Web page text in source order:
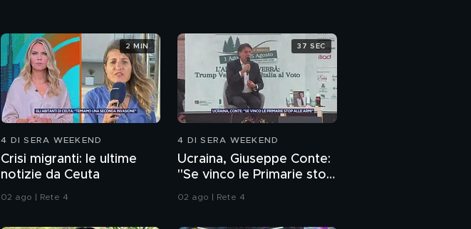
4 DI SERA WEEKEND
Crisi migranti: le ultime
notizie da Ceuta
02 ago | Rete 4
2 MIN
4 DI SERA WEEKEND
Ucraina, Giuseppe Conte:
"Se vinco le Primarie stop
alle armi"
02 ago | Rete 4
37 SEC